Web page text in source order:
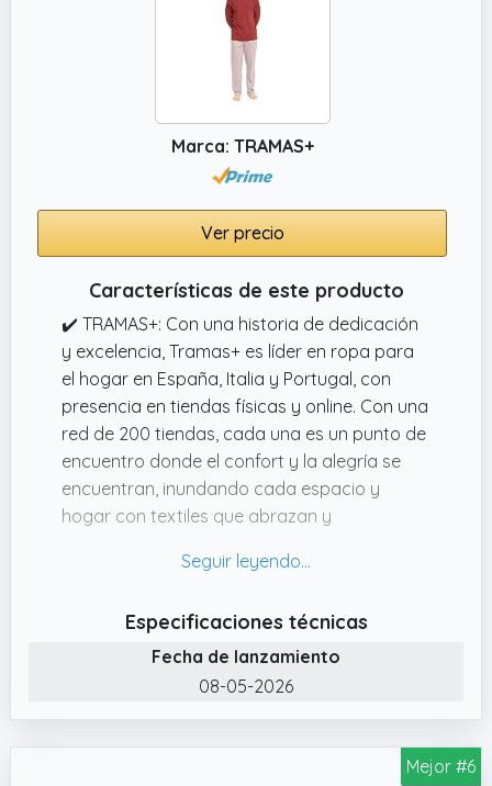
lavar a máquina, lo que hace que el cuidado
diario sea simple y conveniente.
✔️ DETALLES PRÁCTICOS: Los pantalones
cortos están equipados con dos prácticos
bolsillos laterales, en los que se pueden
guardar cómodamente teléfonos móviles,
llaves u otros objetos pequeños. También
son muy prácticos para moverse por la
casa, aumentando la practicidad y
✔️ DISEÑO CÓMODO Y AJUSTADO: las
camisetas de pijama de verano para hombre
cuentan con un diseño clásico de cuello
redondo abotonado a rayas con mangas
cortas, simple y elegante. La parte inferior es
un pantalón de pijama corto, con cinturilla
elástica y cordón ajustable, asegurando que
se pueda ajustar a voluntad al usarlo,
haciéndolo más cómodo y adecuado para
Marca: TRAMAS+
Ver precio
Características de este producto
✔️ TRAMAS+: Con una historia de dedicación
y excelencia, Tramas+ es líder en ropa para
el hogar en España, Italia y Portugal, con
presencia en tiendas físicas y online. Con una
red de 200 tiendas, cada una es un punto de
encuentro donde el confort y la alegría se
encuentran, inundando cada espacio y
hogar con textiles que abrazan y
✔️ FÁCIL DE CUIDAR: Los pijamas de hombre
Lávalas a máquina en frío, ciclo delicado, sin
✔️ PIJAMA DE HOMBRE LARGO: Cada pijama
de caballero de Tramas+ incluye una
Especificaciones técnicas
Fecha de lanzamiento
08-05-2026
Mejor #6